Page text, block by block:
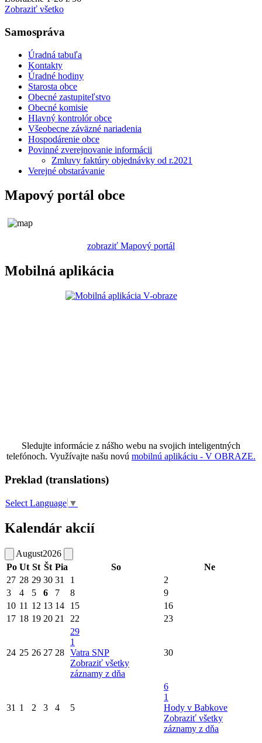
Zobraziť všetko
Samospráva
Úradná tabuľa
Kontakty
Úradné hodiny
Starosta obce
Obecné zastupiteľstvo
Obecné komisie
Hlavný kontrolór obce
Všeobecne záväzné nariadenia
Hospodárenie obce
Povinné zverejnovanie informácii
Zmluvy faktúry objednávky od r.2021
Verejné obstarávanie
Mapový portál obce
zobraziť Mapový portál
Mobilná aplikácia
Sledujte informácie z nášho webu na svojich inteligentných
telefónoch. Využívajte našu novú mobilnú aplikáciu - V OBRAZE.
Preklad (translations)
Select Language ▼
Kalendár akcií
August2026
Po Ut St Št Pia So
Ne
27 28 29 30 31 1
2
3
4 5 6 7 8
9
10 11 12 13 14 15
16
17 18 19 20 21 22 23
24 25 26 27 28
29
1
Vatra SNP
Zobraziť všetky
záznamy z dňa
30
31 1 2 3 4 5
6
1
Hody v Babkove
Zobraziť všetky
záznamy z dňa